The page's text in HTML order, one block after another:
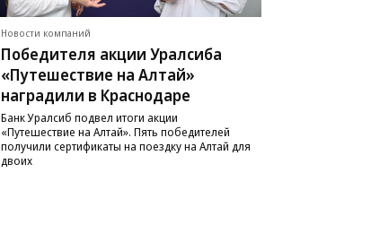
Новости компаний
Победителя акции Уралсиба
«Путешествие на Алтай»
наградили в Краснодаре
Банк Уралсиб подвел итоги акции
«Путешествие на Алтай». Пять победителей
получили сертификаты на поездку на Алтай для
двоих